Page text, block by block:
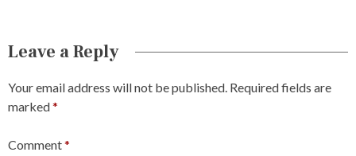
Leave a Reply
Your email address will not be published. Required fields are
marked*
Comment*